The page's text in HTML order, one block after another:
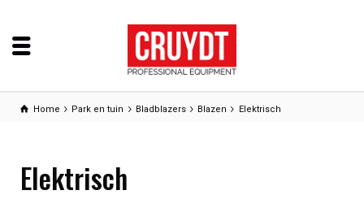
Home Park en tuin Bladblazers Blazen Elektrisch
Elektrisch